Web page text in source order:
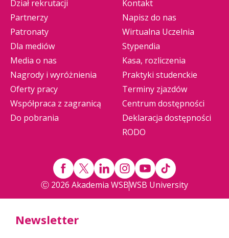
Dział rekrutacji
Partnerzy
Patronaty
Dla mediów
Media o nas
Nagrody i wyróżnienia
Oferty pracy
Współpraca z zagranicą
Do pobrania
Kontakt
Napisz do nas
Wirtualna Uczelnia
Stypendia
Kasa, rozliczenia
Praktyki studenckie
Terminy zjazdów
Centrum dostępności
Deklaracja dostępności
RODO
Ⓒ 2026 Akademia WSBWSB University
Newsletter